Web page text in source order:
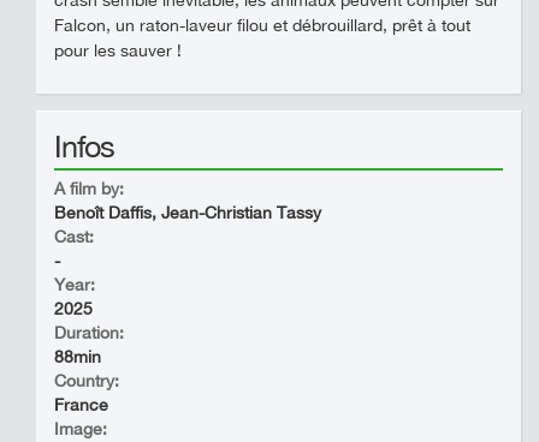
Falcon, un raton-laveur filou et débrouillard, prêt à tout
pour les sauver !
Infos
A film by:
Benoît Daffis, Jean-Christian Tassy
Cast:
-
Year:
2025
Duration:
88min
Country:
France
Image: